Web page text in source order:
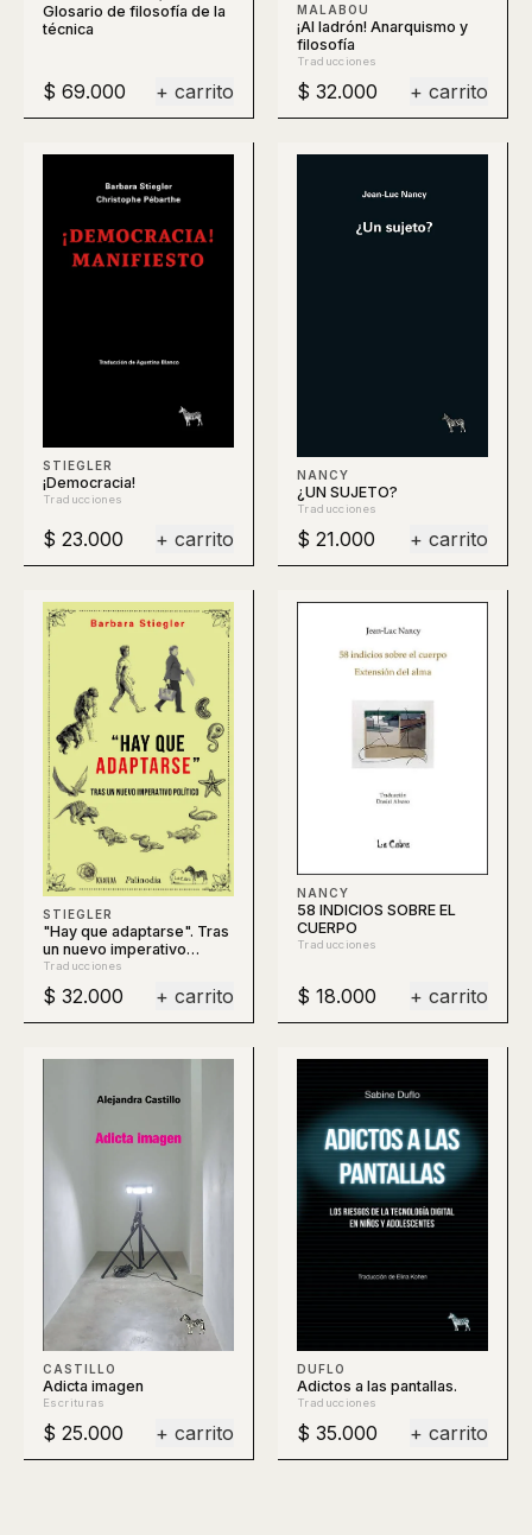
Glosario de filosofía de la
técnica
$ 69.000 + carrito
MALABOU
¡Al ladrón! Anarquismo y
filosofía
Traducciones
$ 32.000 + carrito
STIEGLER
¡Democracia!
Traducciones
$ 23.000 + carrito
NANCY
¿UN SUJETO?
Traducciones
$ 21.000 + carrito
STIEGLER
"Hay que adaptarse". Tras
un nuevo imperativo
político
Traducciones
$ 32.000 + carrito
NANCY
58 INDICIOS SOBRE EL
CUERPO
Traducciones
$ 18.000 + carrito
CASTILLO
Adicta imagen
Escrituras
$ 25.000 + carrito
DUFLO
Adictos a las pantallas.
Traducciones
$ 35.000 + carrito